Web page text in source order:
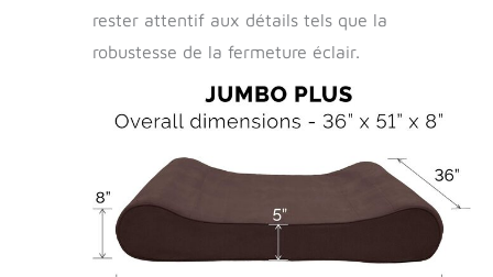
rester attentif aux détails tels que la
robustesse de la fermeture éclair.